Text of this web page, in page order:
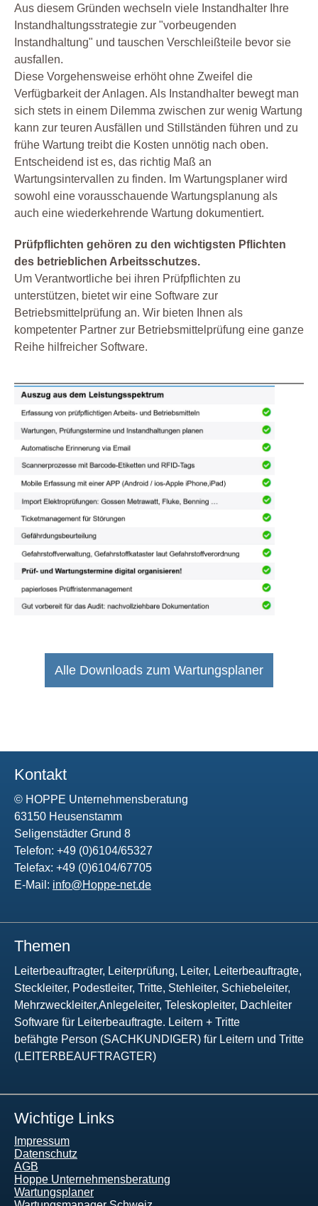
Aus diesem Gründen wechseln viele Instandhalter Ihre
Instandhaltungsstrategie zur "vorbeugenden
Instandhaltung" und tauschen Verschleißteile bevor sie
ausfallen.
Diese Vorgehensweise erhöht ohne Zweifel die
Verfügbarkeit der Anlagen. Als Instandhalter bewegt man
sich stets in einem Dilemma zwischen zur wenig Wartung
kann zur teuren Ausfällen und Stillständen führen und zu
frühe Wartung treibt die Kosten unnötig nach oben.
Entscheidend ist es, das richtig Maß an
Wartungsintervallen zu finden. Im Wartungsplaner wird
sowohl eine vorausschauende Wartungsplanung als
auch eine wiederkehrende Wartung dokumentiert.
Prüfpflichten gehören zu den wichtigsten Pflichten
des betrieblichen Arbeitsschutzes.
Um Verantwortliche bei ihren Prüfpflichten zu
unterstützen, bietet wir eine Software zur
Betriebsmittelprüfung an. Wir bieten Ihnen als
kompetenter Partner zur Betriebsmittelprüfung eine ganze
Reihe hilfreicher Software.
Alle Downloads zum Wartungsplaner
Kontakt
© HOPPE Unternehmensberatung
63150 Heusenstamm
Seligenstädter Grund 8
Telefon: +49 (0)6104/65327
Telefax: +49 (0)6104/67705
E-Mail: info@Hoppe-net.de
Themen
Leiterbeauftragter, Leiterprüfung, Leiter, Leiterbeauftragte,
Steckleiter, Podestleiter, Tritte, Stehleiter, Schiebeleiter,
Mehrzweckleiter,Anlegeleiter, Teleskopleiter, Dachleiter
Software für Leiterbeauftragte. Leitern + Tritte
befähgte Person (SACHKUNDIGER) für Leitern und Tritte
(LEITERBEAUFTRAGTER)
Wichtige Links
Impressum
Datenschutz
AGB
Hoppe Unternehmensberatung
Wartungsplaner